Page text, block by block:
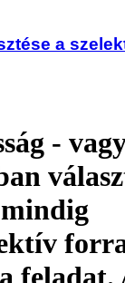
a
-
feladat.